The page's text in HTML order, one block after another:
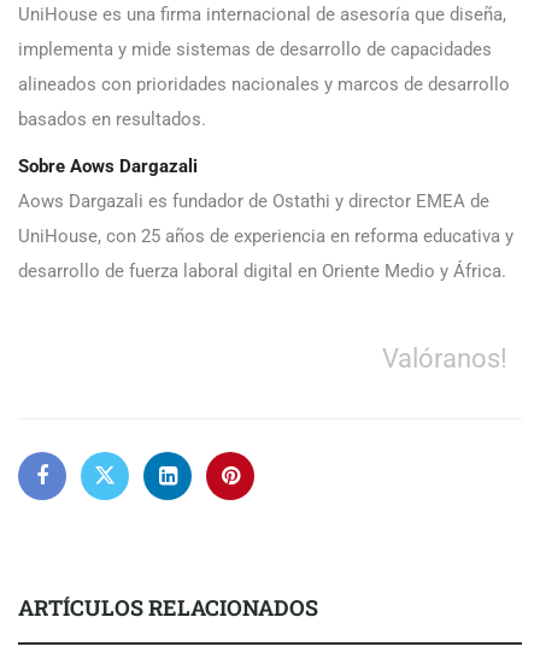
UniHouse es una firma internacional de asesoría que diseña,
implementa y mide sistemas de desarrollo de capacidades
alineados con prioridades nacionales y marcos de desarrollo
basados en resultados.
Sobre Aows Dargazali
Aows Dargazali es fundador de Ostathi y director EMEA de
UniHouse, con 25 años de experiencia en reforma educativa y
desarrollo de fuerza laboral digital en Oriente Medio y África.
Valóranos!
ARTÍCULOS RELACIONADOS